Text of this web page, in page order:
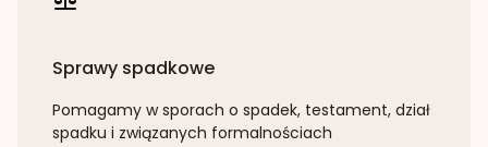
Sprawy spadkowe
Pomagamy w sporach o spadek, testament, dział
spadku i związanych formalnościach